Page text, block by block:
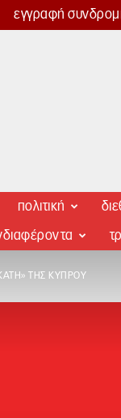
εγγραφή
πολιτική
ΤΗΣ ΚΎΠΡΟΥ